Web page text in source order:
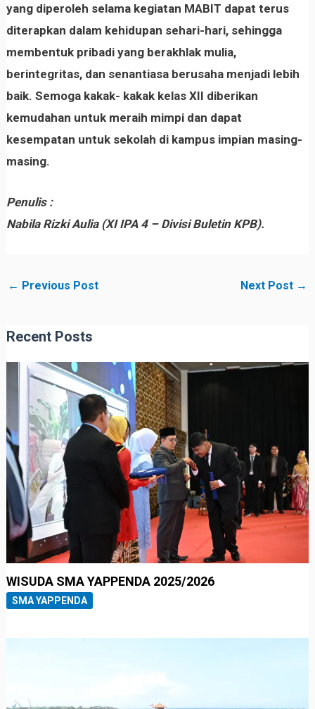
yang diperoleh selama kegiatan MABIT dapat terus
diterapkan dalam kehidupan sehari-hari, sehingga
membentuk pribadi yang berakhlak mulia,
berintegritas, dan senantiasa berusaha menjadi lebih
baik. Semoga kakak- kakak kelas XII diberikan
kemudahan untuk meraih mimpi dan dapat
kesempatan untuk sekolah di kampus impian masing-
masing.
Penulis :
Nabila Rizki Aulia (XI IPA 4 – Divisi Buletin KPB).
← Previous Post Next Post →
Recent Posts
WISUDA SMA YAPPENDA 2025/2026
SMA YAPPENDA